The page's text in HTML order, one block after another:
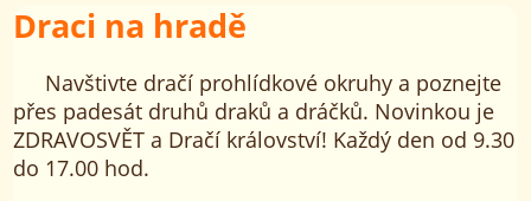
Draci na hradě
Navštivte dračí prohlídkové okruhy a poznejte
přes padesát druhů draků a dráčků. Novinkou je
ZDRAVOSVĚT a Dračí království! Každý den od 9.30
do 17.00 hod.